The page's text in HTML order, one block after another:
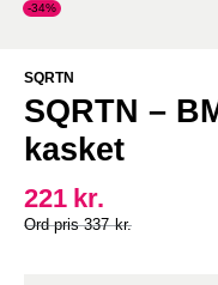
-34%
SQRTN
SQRTN –
kasket
337 kr.
Original
price
221 kr.
Current
price